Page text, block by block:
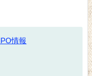
情報